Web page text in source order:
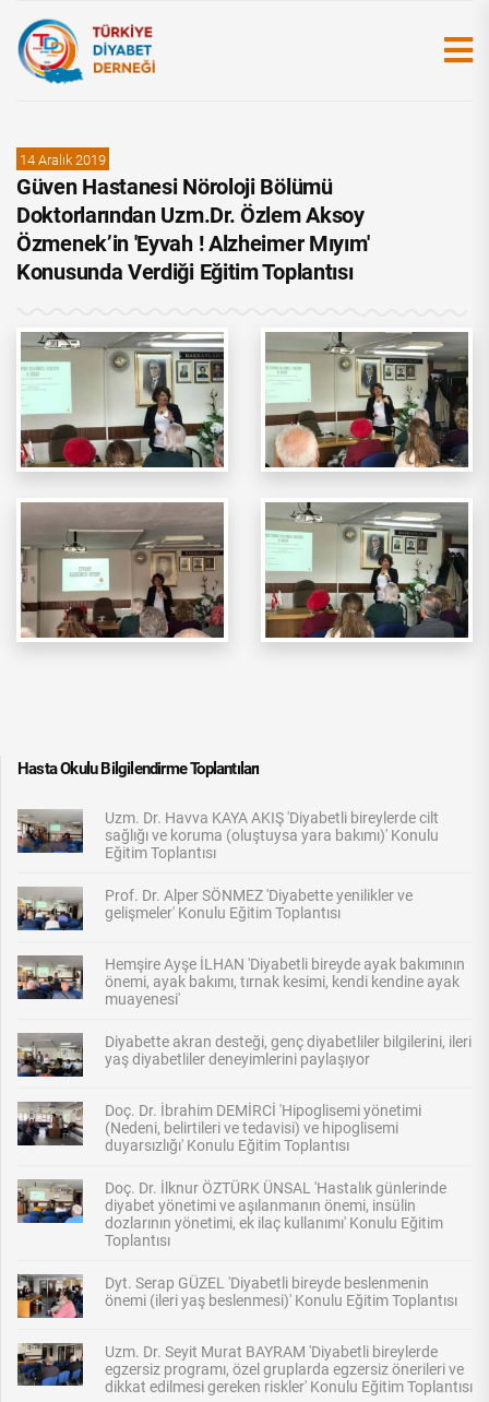
14 Aralık 2019
Güven Hastanesi Nöroloji Bölümü
Doktorlarından Uzm.Dr. Özlem Aksoy
Özmenek’in 'Eyvah ! Alzheimer Mıyım'
Konusunda Verdiği Eğitim Toplantısı
Hasta Okulu Bilgilendirme Toplantıları
Uzm. Dr. Havva KAYA AKIŞ 'Diyabetli bireylerde cilt
sağlığı ve koruma (oluştuysa yara bakımı)' Konulu
Eğitim Toplantısı
Prof. Dr. Alper SÖNMEZ 'Diyabette yenilikler ve
gelişmeler' Konulu Eğitim Toplantısı
Hemşire Ayşe İLHAN 'Diyabetli bireyde ayak bakımının
önemi, ayak bakımı, tırnak kesimi, kendi kendine ayak
muayenesi'
Diyabette akran desteği, genç diyabetliler bilgilerini, ileri
yaş diyabetliler deneyimlerini paylaşıyor
Doç. Dr. İbrahim DEMİRCİ 'Hipoglisemi yönetimi
(Nedeni, belirtileri ve tedavisi) ve hipoglisemi
duyarsızlığı' Konulu Eğitim Toplantısı
Doç. Dr. İlknur ÖZTÜRK ÜNSAL 'Hastalık günlerinde
diyabet yönetimi ve aşılanmanın önemi, insülin
dozlarının yönetimi, ek ilaç kullanımı' Konulu Eğitim
Toplantısı
Dyt. Serap GÜZEL 'Diyabetli bireyde beslenmenin
önemi (ileri yaş beslenmesi)' Konulu Eğitim Toplantısı
Uzm. Dr. Seyit Murat BAYRAM 'Diyabetli bireylerde
egzersiz programı, özel gruplarda egzersiz önerileri ve
dikkat edilmesi gereken riskler' Konulu Eğitim Toplantısı